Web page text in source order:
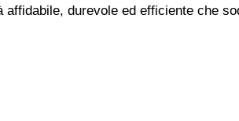
affidabile, durevole ed efficiente che